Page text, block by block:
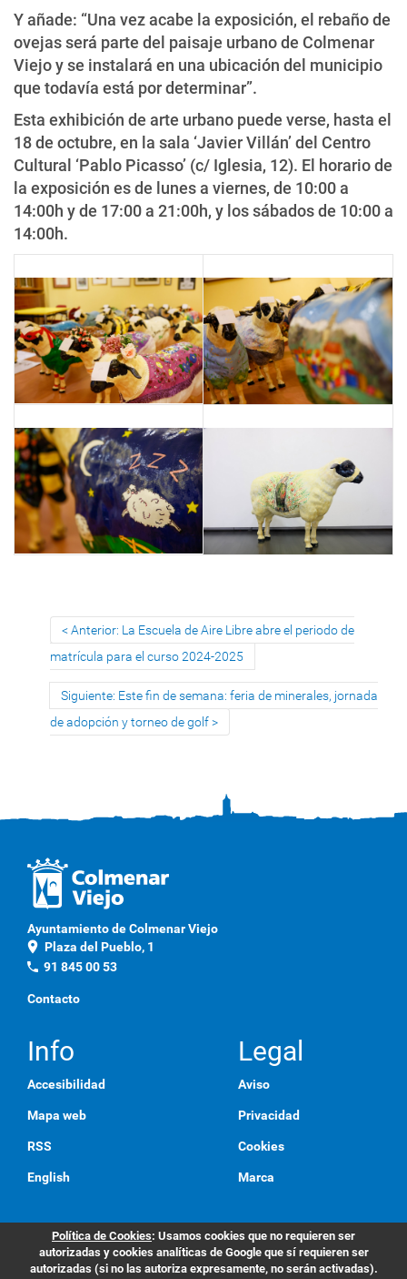
Y añade: “Una vez acabe la exposición, el rebaño de
ovejas será parte del paisaje urbano de Colmenar
Viejo y se instalará en una ubicación del municipio
que todavía está por determinar”.
Esta exhibición de arte urbano puede verse, hasta el
18 de octubre, en la sala ‘Javier Villán’ del Centro
Cultural ‘Pablo Picasso’ (c/ Iglesia, 12). El horario de
la exposición es de lunes a viernes, de 10:00 a
14:00h y de 17:00 a 21:00h, y los sábados de 10:00 a
14:00h.
Anterior: La Escuela de Aire Libre abre el periodo de
matrícula para el curso 2024-2025
Siguiente: Este fin de semana: feria de minerales, jornada
de adopción y torneo de golf
Ayuntamiento de Colmenar Viejo
location_on Plaza del Pueblo, 1
phone 91 845 00 53
Contacto
Info
Accesibilidad
Mapa web
RSS
English
Legal
Aviso
Privacidad
Cookies
Marca
Política de Cookies: Usamos cookies que no requieren ser
autorizadas y cookies analíticas de Google que sí requieren ser
autorizadas (si no las autoriza expresamente, no serán activadas).